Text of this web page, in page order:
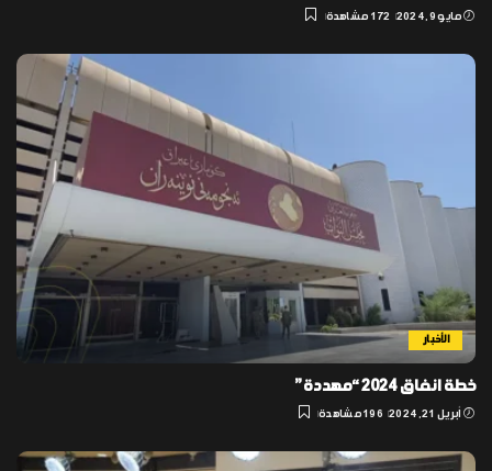
مايو 9, 2024 172 مشاهدة
الأخبار
خطة انفاق 2024 “مهددة”
أبريل 21, 2024 196 مشاهدة